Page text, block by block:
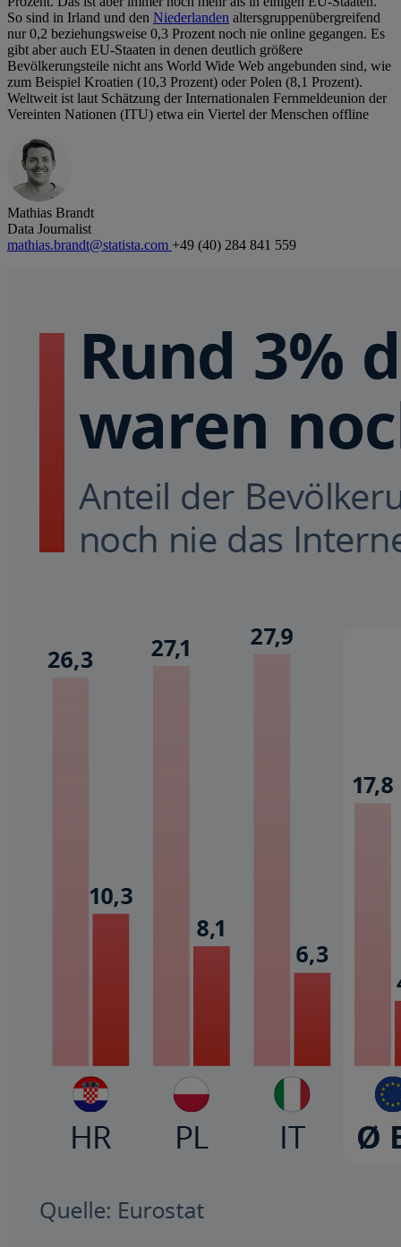
So sind in Irland und den Niederlanden altersgruppenübergreifend
nur 0,2 beziehungsweise 0,3 Prozent noch nie online gegangen. Es
gibt aber auch EU-Staaten in denen deutlich größere
Bevölkerungsteile nicht ans World Wide Web angebunden sind, wie
zum Beispiel Kroatien (10,3 Prozent) oder Polen (8,1 Prozent).
Weltweit ist laut Schätzung der Internationalen Fernmeldeunion der
Vereinten Nationen (ITU) etwa ein Viertel der Menschen offline
Mathias Brandt
Data Journalist
mathias.brandt@statista.com +49 (40) 284 841 559